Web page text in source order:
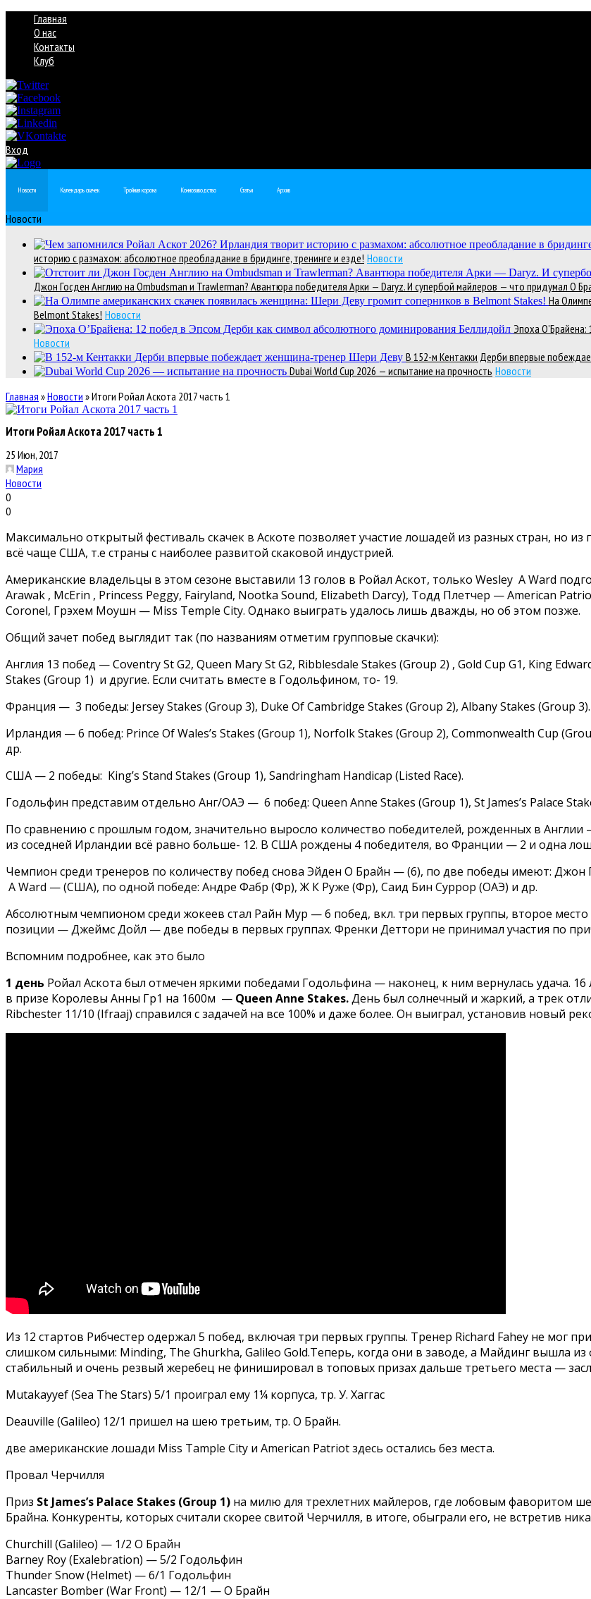
Главная
О нас
Контакты
Клуб
Вход
Новости Календарь скачек Тройная корона Коннозаводство Статьи Архив
Новости
историю с размахом: абсолютное преобладание в бридинге, тренинге и езде! Новости
Джон Госден Англию на Ombudsman и Trawlerman? Авантюра победителя Арки — Daryz. И супербой майлеров — что придумал О
На
Belmont Stakes! Новости
Эпоха
Новости
В 152-м Кентакки Дерби впервые
Dubai World Cup 2026 — испытание на прочность Новости
Главная »Новости »Итоги Ройал Аскота 2017 часть 1
Итоги Ройал Аскота 2017 часть 1
25 Июн, 2017
Мария
Новости
0
0
Максимально открытый фестиваль скачек в Аскоте позволяет участие лошадей из разных стран, но
всё чаще США, т.е страны с наиболее развитой скаковой индустрией.
Американские владельцы в этом сезоне выставили 13 голов в Ройал Аскот, только Wesley А Ward
Arawak , McErin , Princess Peggy, Fairyland, Nootka Sound, Elizabeth Darcy), Тодд Плетчер — American
Coronel, Грэхем Моушн — Miss Temple City. Однако выиграть удалось лишь дважды, но об этом позже.
Общий зачет побед выглядит так (по названиям отметим групповые скачки):
Англия 13 побед — Coventry St G2, Queen Mary St G2, Ribblesdale Stakes (Group 2) , Gold Cup G1, King
Stakes (Group 1) и другие. Если считать вместе в Годольфином, то- 19.
Франция — 3 победы: Jersey Stakes (Group 3), Duke Of Cambridge Stakes (Group 2), Albany Stakes (Group 3).
Ирландия — 6 побед: Prince Of Wales’s Stakes (Group 1), Norfolk Stakes (Group 2), Commonwealth Cup
др.
США — 2 победы: King’s Stand Stakes (Group 1), Sandringham Handicap (Listed Race).
Годольфин представим отдельно Анг/ОАЭ — 6 побед: Queen Anne Stakes (Group 1), St James’s Palace
По сравнению с прошлым годом, значительно выросло количество победителей, рожденных в
из соседней Ирландии всё равно больше- 12. В США рождены 4 победителя, во Франции — 2 и одна
Чемпион среди тренеров по количеству побед снова Эйден О Брайн — (6), по две победы имеют: Джон
А Ward — (США), по одной победе: Андре Фабр (Фр), Ж К Руже (Фр), Саид Бин Суррор (ОАЭ) и др.
Абсолютным чемпионом среди жокеев стал Райн Мур — 6 побед, вкл. три первых группы, второе
позиции — Джеймс Дойл — две победы в первых группах. Френки Деттори не принимал участия по
Вспомним подробнее, как это было
1 день Ройал Аскота был отмечен яркими победами Годольфина — наконец, к ним вернулась удача.
в призе Королевы Анны Гр1 на 1600м — Queen Anne Stakes.День был солнечный и жаркий, а трек
Ribchester 11/10 (Ifraaj) справился с задачей на все 100% и даже более. Он выиграл, установив новый
Из 12 стартов Рибчестер одержал 5 побед, включая три первых группы. Тренер Richard Fahey не мог
слишком сильными: Minding, The Ghurkha, Galileo Gold.Теперь, когда они в заводе, а Майдинг вышла
стабильный и очень резвый жеребец не финишировал в топовых призах дальше третьего места —
Mutakayyef (Sea The Stars) 5/1 проиграл ему 1¼ корпуса, тр. У. Хаггас
Deauville (Galileo) 12/1 пришел на шею третьим, тр. О Брайн.
две американские лошади Miss Tample City и American Patriot здесь остались без места.
Провал Черчилля
Приз St James’s Palace Stakes (Group 1) на милю для трехлетних майлеров, где лобовым фаворитом
Брайна. Конкуренты, которых считали скорее свитой Черчилля, в итоге, обыграли его, не встретив
Churchill (Galileo) — 1/2 О Брайн
Barney Roy (Exalebration) — 5/2 Годольфин
Thunder Snow (Helmet) — 6/1 Годольфин
Lancaster Bomber (War Front) — 12/1 — О Брайн